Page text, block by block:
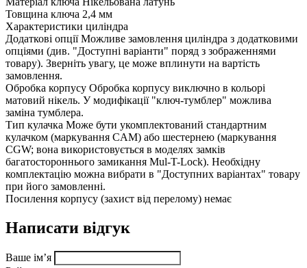
Товщина ключа 2,4 мм
Характеристики циліндра
Додаткові опціїМожливе замовлення циліндра з додатковими
опціями (див. "Доступні варіанти" поряд з зображеннями
товару). Зверніть увагу, це може вплинути на вартість
замовлення.
Обробка корпусу Обробка корпусу виключно в кольорі
матовий нікель. У модифікації "ключ-тумблер" можлива
заміна тумблера.
Тип кулачка Може бути укомплектований стандартним
кулачком (маркування CAM) або шестернею (маркування
CGW; вона використовується в моделях замків
багатостороннього замикання Mul-T-Lock). Необхідну
комплектацію можна вибрати в "Доступних варіантах" товару
при його замовленні.
Посилення корпусу (захист від перелому) немає
Написати відгук
Ваше ім’я